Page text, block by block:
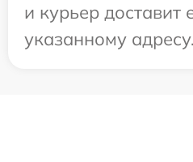
и курьер доставит
указанному адресу.